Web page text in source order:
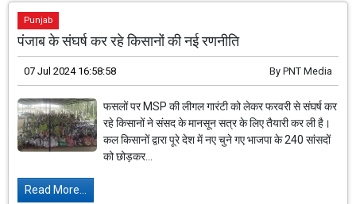
Punjab
पंजाब के संघर्ष कर रहे किसानों की नई रणनीति
07 Jul 2024 16:58:58 By PNT Media
फसलों पर MSP की लीगल गारंटी को लेकर फरवरी से संघर्ष कर
रहे किसानों ने संसद के मानसून सत्र के लिए तैयारी कर ली है।
कल किसानों द्वारा पूरे देश में नए चुने गए भाजपा के 240 सांसदों
को छोड़कर...
Read More...